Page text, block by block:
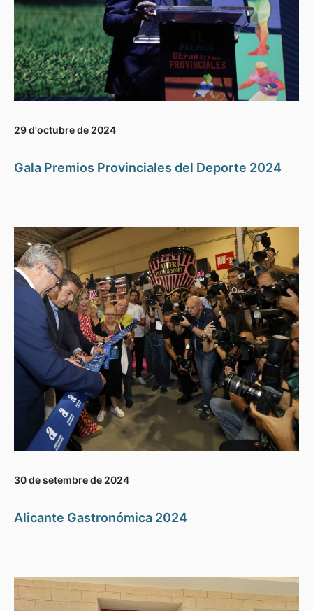
29 d'octubre de 2024
Gala Premios Provinciales del Deporte 2024
30 de setembre de 2024
Alicante Gastronómica 2024